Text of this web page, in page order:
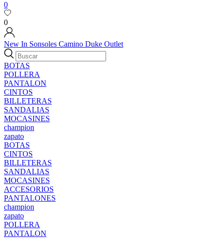
0
0
New In Sonsoles Camino Duke Outlet
BOTAS
POLLERA
PANTALON
CINTOS
BILLETERAS
SANDALIAS
MOCASINES
champion
zapato
BOTAS
CINTOS
BILLETERAS
SANDALIAS
MOCASINES
ACCESORIOS
PANTALONES
champion
zapato
POLLERA
PANTALON